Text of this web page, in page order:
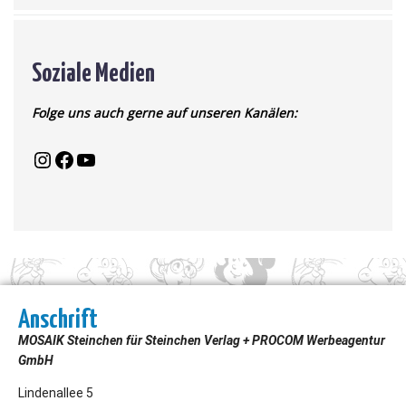
Soziale Medien
Folge uns auch gerne auf unseren Kanälen:
Anschrift
MOSAIK Steinchen für Steinchen Verlag + PROCOM Werbeagentur
GmbH
Lindenallee 5